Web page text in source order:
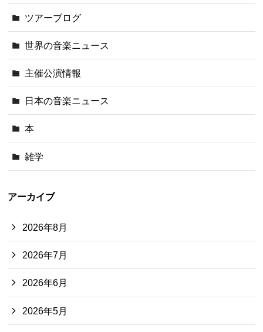
ツアーブログ
世界の音楽ニュース
主催公演情報
日本の音楽ニュース
本
雑学
アーカイブ
2026年8月
2026年7月
2026年6月
2026年5月